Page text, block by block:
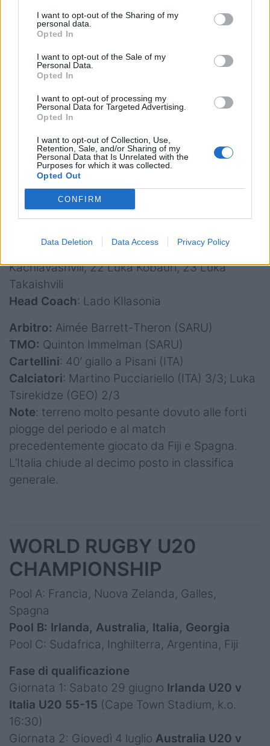
I want to opt-out of the Sharing of my
personal data.
Opted In
I want to opt-out of the Sale of my
Personal Data.
Opted In
I want to opt-out of processing my
Personal Data for Targeted Advertising.
Opted In
I want to opt-out of Collection, Use,
Retention, Sale, and/or Sharing of my
Personal Data that Is Unrelated with the
Purposes for which it was collected.
Opted Out
CONFIRM
Data Deletion Data Access Privacy Policy
Georgia U20: 15 Luka Tsirekidze; 14 Luka
Keshelava, 13 Nugzari Kevkhishvili, 12 Giorgi
Kobauri); 10 Gela Kheladze (52’ 23 Luka
Takaishvili), 9 Giorgi Spanderashvili
(62’ 21 Mikheil Kachlavashvili); 8 Nika Lomidze
(C – 69’ 16 Shota Kheladze), 7 Andro Dvali,
(19 Tornike Ganiashvili, 4 Davit Lagvilava;
3 Davit Mtchedlidze (55’ – 75’ 18 Davit
Mtchedlishvili), 2 Tamaz Tchamiashvili, 1 Luka
Ungiadze (55’ 17 Bachuki Baratashvili)
A Disposizione: 16 Shota Kheladze, 17 Bachuki
Baratashvili, 18 Davit Mtchedlishvili, 19 Tornike
Ganiashvili, 20 Luka Suluashvil, 21 Mikheil
Kachlavashvili, 22 Luka Kobauri, 23 Luka
Takaishvili
Head Coach: Lado KIlasonia
Arbitro: Aimée Barrett-Theron (SARU)
TMO: Quinton Immelman (SARU)
Cartellini: 40’ giallo a Pisani (ITA)
Calciatori: Martino Pucciariello (ITA) 3/3; Luka
Tsirekidze (GEO) 2/3
Note: terreno molto pesante dovuto alle forti
piogge del periodo e al match
precedentemente giocato da Fiji e Spagna.
L’Italia chiude al decimo posto in classifica
generale.
WORLD RUGBY U20
CHAMPIONSHIP
Pool A: Francia, Nuova Zelanda, Galles,
Spagna
Pool B: Irlanda, Australia, Italia, Georgia
Pool C: Sudafrica, Inghilterra, Argentina, Fiji
Fase di qualificazione
Giornata 1: Sabato 29 giugno Irlanda U20 v
Italia U20 55-15 (Cape Town Stadium, k.o.
16:30)
Giornata 2: Giovedì 4 luglio Australia U20 v